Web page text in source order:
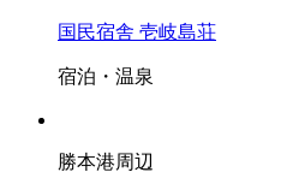
国民宿舎 壱岐島荘
宿泊・温泉
勝本港周辺